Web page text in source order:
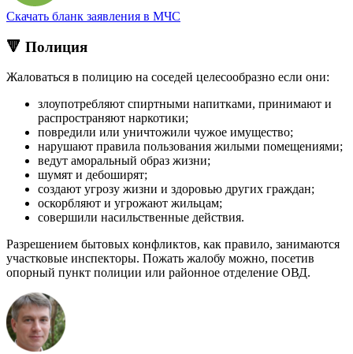
Скачать бланк заявления в МЧС
🔻 Полиция
Жаловаться в полицию на соседей целесообразно если они:
злоупотребляют спиртными напитками, принимают и
распространяют наркотики;
повредили или уничтожили чужое имущество;
нарушают правила пользования жилыми помещениями;
ведут аморальный образ жизни;
шумят и дебоширят;
создают угрозу жизни и здоровью других граждан;
оскорбляют и угрожают жильцам;
совершили насильственные действия.
Разрешением бытовых конфликтов, как правило, занимаются
участковые инспекторы. Пожать жалобу можно, посетив
опорный пункт полиции или районное отделение ОВД.